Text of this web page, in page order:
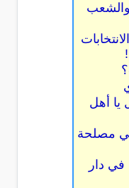
يا أهل
مصلحة
في دار